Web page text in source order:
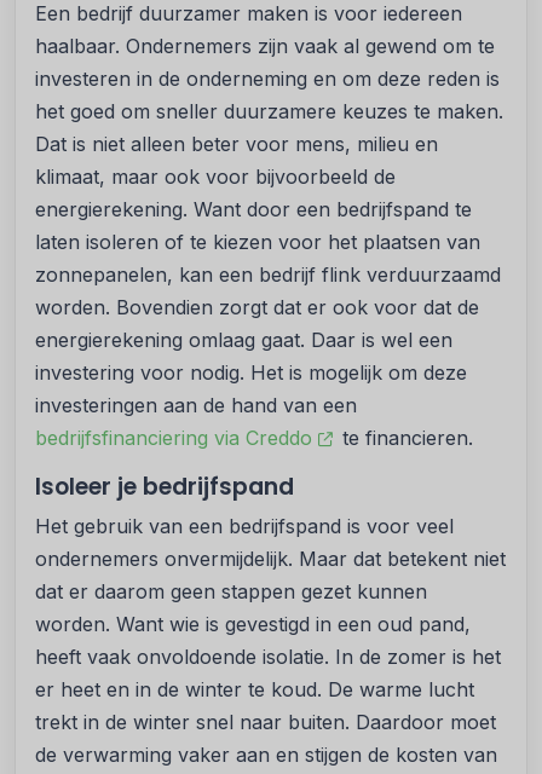
Een bedrijf duurzamer maken is voor iedereen
haalbaar. Ondernemers zijn vaak al gewend om te
investeren in de onderneming en om deze reden is
het goed om sneller duurzamere keuzes te maken.
Dat is niet alleen beter voor mens, milieu en
klimaat, maar ook voor bijvoorbeeld de
energierekening. Want door een bedrijfspand te
laten isoleren of te kiezen voor het plaatsen van
zonnepanelen, kan een bedrijf flink verduurzaamd
worden. Bovendien zorgt dat er ook voor dat de
energierekening omlaag gaat. Daar is wel een
investering voor nodig. Het is mogelijk om deze
investeringen aan de hand van een
bedrijfsfinanciering via Creddo
te financieren.
Isoleer je bedrijfspand
Het gebruik van een bedrijfspand is voor veel
ondernemers onvermijdelijk. Maar dat betekent niet
dat er daarom geen stappen gezet kunnen
worden. Want wie is gevestigd in een oud pand,
heeft vaak onvoldoende isolatie. In de zomer is het
er heet en in de winter te koud. De warme lucht
trekt in de winter snel naar buiten. Daardoor moet
de verwarming vaker aan en stijgen de kosten van